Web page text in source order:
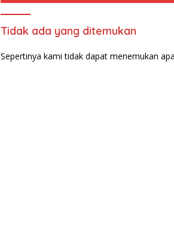
Tidak ada yang ditemukan
Sepertinya kami tidak dapat menemukan